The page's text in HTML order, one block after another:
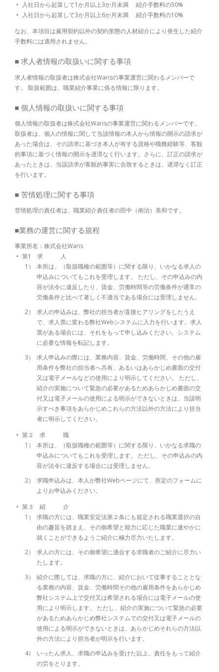
入社日から起算して1か月以上3か月未満 紹介手数料の50%
入社日から起算して3か月以上6か月未満 紹介手数料の10%
なお、本項目は雇用契約以外の契約形態の人材紹介により発生した紹介
手数料には適用されません。
■ 求人者情報の取扱いに関する事項
求人者情報の取扱者は株式会社Warisの事業運営に関わるメンバーで
す。 取扱範囲は、職業紹介事業に係る情報に限ります。
■ 個人情報の取扱いに関する事項
個人情報の取扱者は株式会社Warisの事業運営に関わるメンバーです。
取扱者は、個人の情報に関して当該情報の本人から情報の開示の請求が
あった場合は、その請求に基づき本人が有する資格や職務経験等、客観
的事項に基づく情報の開示を遅滞なく行います。さらに、訂正の請求が
あったときは、当該請求が客観的事実に合致するときは、遅滞なく訂正
を行います。
■ 苦情処理に関する事項
苦情処理の責任者は、職業紹介責任者の田中（南治）美和です。
■業務の運営に関する規程
事業所名：株式会社Waris
第1 求 人
本所は、（取扱職種の範囲等）に関する限り、いかなる求人の
申込みについてもこれを受理します。 ただし、その申込みの内
容が法令に違反したり、賃金、労働時間等の労働条件が通常の
労働条件と比べて著しく不適当である場合には受理しません。
求人の申込みは、弊社の担当者が直接ヒアリングをしたうえ
で、求人票に変わる弊社Webシステムに入力を行います。求人
票がある場合には、それをもって申し込みください。システム
に必要な情報を転記します。
求人申込みの際には、業務内容、賃金、労働時間、その他の雇
用条件を弊社の担当者へ共有、あるいはあらかじめ書面の交付
又は電子メールなどの使用により明示してください。 ただし、
紹介の実施について緊急の必要があるためあらかじめ書面の交
付又は電子メールの使用による明示ができないときは、当該明
示すべき事項をあらかじめこれらの方法以外の方法により担当
者に明示してください。
第２ 求 職
本所は、（取扱職種の範囲等）に関する限り、いかなる求職の
申込みについてもこれを受理します。 ただし、その申込みの内
容が法令に違反する場合には受理しません。
求職申込みは、本人が弊社Webページにて、所定のフォームに
よりお申込みください。
第３ 紹 介
求職の方には、職業安定法第２条にも規定される職業選択の自
由の趣旨を踏まえ、その御希望と能力に応じた職業に速やかに
就くことができるようご紹介に極力尽力いたします。
求人の方には、その御希望に適合する求職者のご紹介に尽力い
たします。
紹介に際しては、求職の方に、紹介において従事することとな
る業務の内容、賃金、労働時間その他の雇用条件をあらかじめ
弊社システム上で交付又は希望される場合には電子メールの使
用により明示します。 ただし、紹介の実施について緊急の必要
があるためあらかじめ弊社システムでの交付又は電子メールの
使用による明示ができないときは、あらかじめそれらの方法以
外の方法により担当者が明示を行います。
いったん求人、求職の申込みを受けた以上、責任をもって紹介
の労をとります。